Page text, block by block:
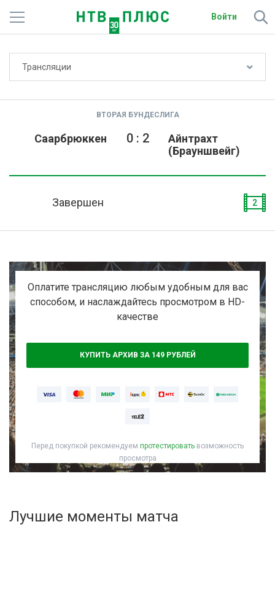
Войти
Спорт
Активировать промокод
Трансляции
ВТОРАЯ БУНДЕСЛИГА
Саарбрюккен
Айнтрахт
(Брауншвейг)
0: 2
Завершен 2
Оплатите трансляцию любым удобным для вас
способом, и наслаждайтесь просмотром в HD-
качестве
КУПИТЬ АРХИВ ЗА 149 РУБЛЕЙ
Перед покупкой рекомендуем протестировать возможность
просмотра
Лучшие моменты матча